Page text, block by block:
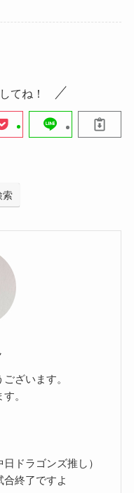
てね！
索
ざいます。
。
ドラゴンズ推し）
終了ですよ